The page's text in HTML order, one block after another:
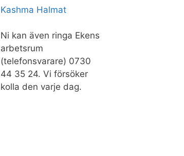
Kashma Halmat
Ni kan även ringa Ekens
arbetsrum
(telefonsvarare) 0730
44 35 24. Vi försöker
kolla den varje dag.